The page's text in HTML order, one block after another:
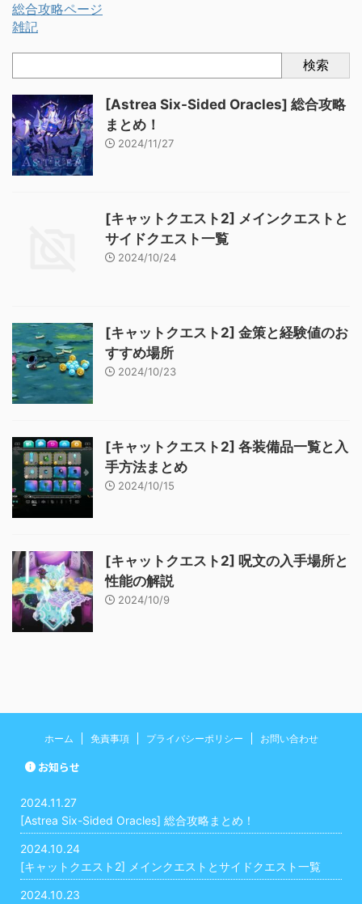
総合攻略ページ
雑記
検索
[Astrea Six-Sided Oracles] 総合攻略
まとめ！
2024/11/27
[キャットクエスト2] メインクエストと
サイドクエスト一覧
2024/10/24
[キャットクエスト2] 金策と経験値のお
すすめ場所
2024/10/23
[キャットクエスト2] 各装備品一覧と入
手方法まとめ
2024/10/15
[キャットクエスト2] 呪文の入手場所と
性能の解説
2024/10/9
ホーム 免責事項 プライバシーポリシー お問い合わせ
お知らせ
2024.11.27
[Astrea Six-Sided Oracles] 総合攻略まとめ！
2024.10.24
[キャットクエスト2] メインクエストとサイドクエスト一覧
2024.10.23